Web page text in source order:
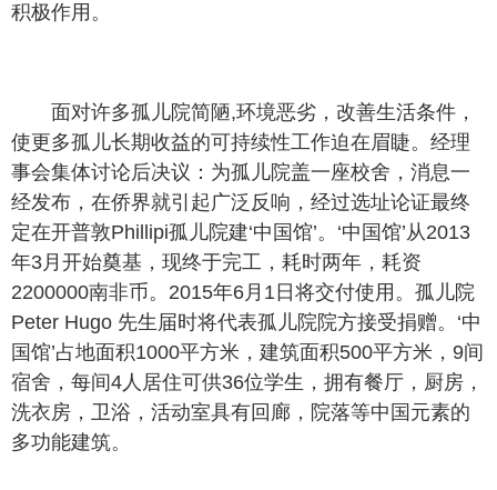
积极作用。
面对许多孤儿院简陋,环境恶劣，改善生活条件，
使更多孤儿长期收益的可持续性工作迫在眉睫。经理
事会集体讨论后决议：为孤儿院盖一座校舍，消息一
经发布，在侨界就引起广泛反响，经过选址论证最终
定在开普敦Phillipi孤儿院建‘中国馆’。‘中国馆’从2013
年3月开始奠基，现终于完工，耗时两年，耗资
2200000南非币。2015年6月1日将交付使用。孤儿院
Peter Hugo 先生届时将代表孤儿院院方接受捐赠。‘中
国馆’占地面积1000平方米，建筑面积500平方米，9间
宿舍，每间4人居住可供36位学生，拥有餐厅，厨房，
洗衣房，卫浴，活动室具有回廊，院落等中国元素的
多功能建筑。